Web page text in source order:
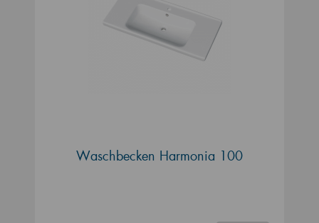
Waschbecken Harmonia 100